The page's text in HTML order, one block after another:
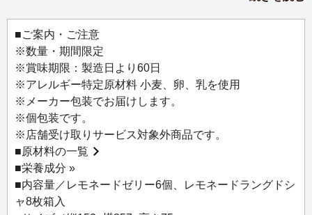
いゼリーは、輪切りレモンが目にも涼やかな一品。サクッ
と軽やかなフランス風の焼き菓子ラングドシャは、特製の
レモンホワイトチョコレートクリームをサンドしました。
すっきりとした酸味とやさしい甘みは、紅茶や日本茶と特
に好相性。ホットでも水出しアイスティーでもおいしく楽
しめます。冷たいゼリーと焼き菓子の異なる食感を一緒に
味わえる贅沢なセットです。
■ご案内・ご注意
※数量・期間限定
※賞味期限：製造日より60日
※アレルギー特定原材料 小麦、卵、乳を使用
※メーカー包装でお届けします。
※個包装です。
※店舗受け取りサービス対象外商品です。
■原材料の一覧
■栄養成分 »
■内容量／レモネードゼリー6個、レモネードラングドシ
ャ8枚箱入